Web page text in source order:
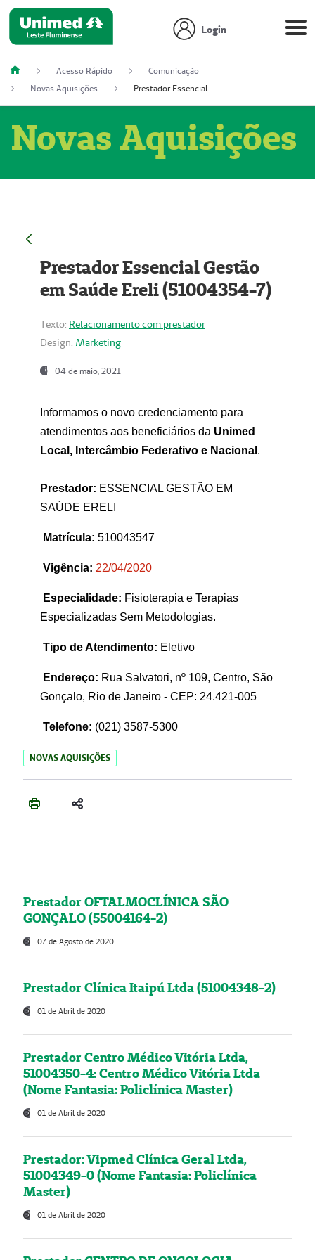
Login
Acesso Rápido
Comunicação
Novas Aquisições
Prestador Essencial Gestão em Saúde Ereli (51004354-7)
Novas Aquisições
Prestador Essencial Gestão
em Saúde Ereli (51004354-7)
Texto: Relacionamento com prestador
Design: Marketing
04 de maio, 2021
Informamos o novo credenciamento para
atendimentos aos beneficiários da Unimed
Local, Intercâmbio Federativo e Nacional .
Prestador: ESSENCIAL GESTÃO EM
SAÚDE ERELI
Matrícula: 510043547
Vigência: 22/04/2020
Especialidade: Fisioterapia e Terapias
Especializadas Sem Metodologias.
Tipo de Atendimento: Eletivo
Endereço: Rua Salvatori, nº 109, Centro, São
Gonçalo, Rio de Janeiro - CEP: 24.421-005
Telefone: (021) 3587-5300
NOVAS AQUISIÇÕES
Prestador OFTALMOCLÍNICA SÃO
GONÇALO (55004164-2)
07 de Agosto de 2020
Prestador Clínica Itaipú Ltda (51004348-2)
01 de Abril de 2020
Prestador Centro Médico Vitória Ltda,
51004350-4: Centro Médico Vitória Ltda
(Nome Fantasia: Policlínica Master)
01 de Abril de 2020
Prestador: Vipmed Clínica Geral Ltda,
51004349-0 (Nome Fantasia: Policlínica
Master)
01 de Abril de 2020